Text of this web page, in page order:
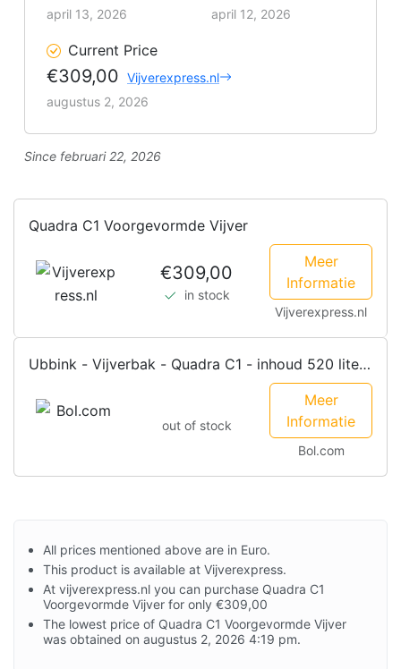
april 13, 2026
april 12, 2026
Current Price
€309,00 Vijverexpress.nl
augustus 2, 2026
Since februari 22, 2026
Quadra C1 Voorgevormde Vijver
€309,00
in stock
Meer
Informatie
Vijverexpress.nl
Ubbink - Vijverbak - Quadra C1 - inhoud 520 liter
out of stock
Meer
Informatie
Bol.com
All prices mentioned above are in Euro.
This product is available at Vijverexpress.
At vijverexpress.nl you can purchase Quadra C1
Voorgevormde Vijver for only €309,00
The lowest price of Quadra C1 Voorgevormde Vijver
was obtained on augustus 2, 2026 4:19 pm.